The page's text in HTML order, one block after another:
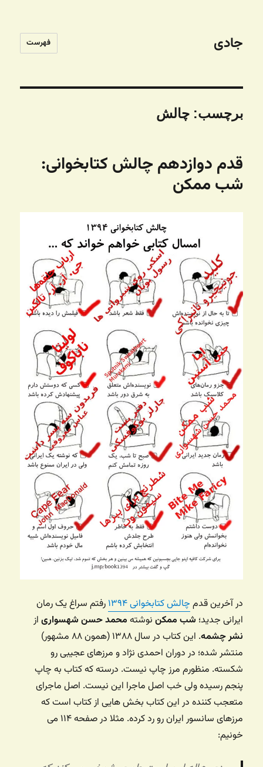
جادی فهرست
برچسب:چالش
قدم دوازدهم چالش کتابخوانی:
شب ممکن
در آخرین قدم چالش کتابخوانی ۱۳۹۴
رفتم سراغ یک رمان
ایرانی جدید؛ شب ممکن نوشته محمد حسن شهسواری از
نشر چشمه
. این کتاب در سال ۱۳۸۸ (همون ۸۸ مشهور)
منتشر شده؛ در دوران احمدی نژاد و مرزهای عجیبی رو
شکسته. منظورم مرز چاپ نیست. درسته که کتاب به چاپ
پنجم رسیده ولی خب اصل ماجرا این نیست. اصل ماجرای
متعجب کننده در این کتاب بخش هایی از کتاب است که
مرزهای سانسور ایران رو رد کرده. مثلا در صفحه ۱۱۴ می
خونیم: